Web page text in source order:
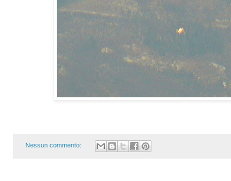
Nessun commento: